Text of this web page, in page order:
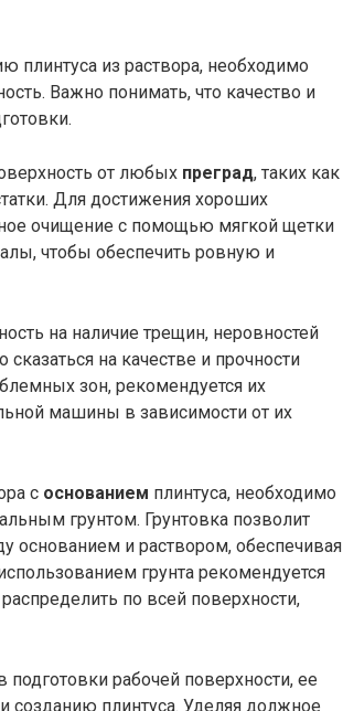
плинтуса из раствора, необходимо
Важно понимать, что качество и
от любых преград, таких как
Для достижения хороших
очищение с помощью мягкой щетки
чтобы обеспечить ровную и
на наличие трещин, неровностей
на качестве и прочности
зон, рекомендуется их
машины в зависимости от их
с основанием плинтуса, необходимо
грунтом. Грунтовка позволит
основанием и раствором, обеспечивая
грунта рекомендуется
по всей поверхности,
рабочей поверхности, ее
созданию плинтуса. Уделяя должное